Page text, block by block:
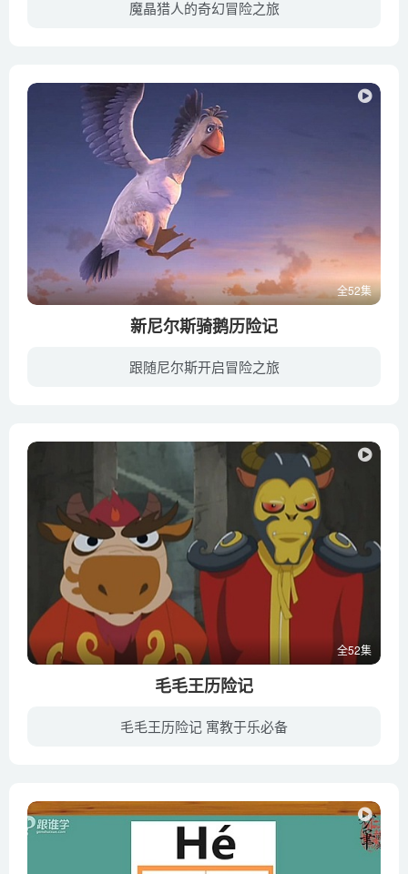
魔晶猎人的奇幻冒险之旅
全52集
新尼尔斯骑鹅历险记
跟随尼尔斯开启冒险之旅
全52集
毛毛王历险记
毛毛王历险记 寓教于乐必备